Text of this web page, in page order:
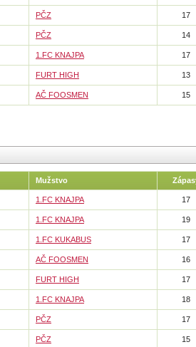
PČZ 17
PČZ 14
1.FC KNAJPA 17
FURT HIGH 13
AČ FOOSMEN 15
Mužstvo
1.FC KNAJPA 17
1.FC KNAJPA 19
1.FC KUKABUS 17
AČ FOOSMEN 16
FURT HIGH 17
1.FC KNAJPA 18
PČZ 17
PČZ 15